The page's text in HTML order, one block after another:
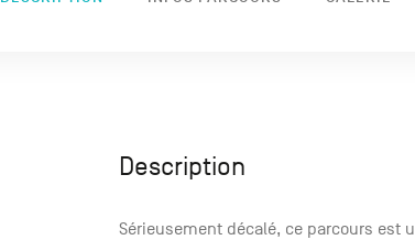
Description
Sérieusement décalé, ce parcours est